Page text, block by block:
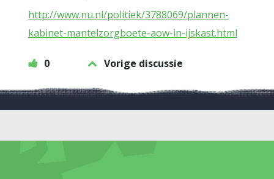
http://www.nu.nl/politiek/3788069/plannen-
kabinet-mantelzorgboete-aow-in-ijskast.html
0 Vorige discussie